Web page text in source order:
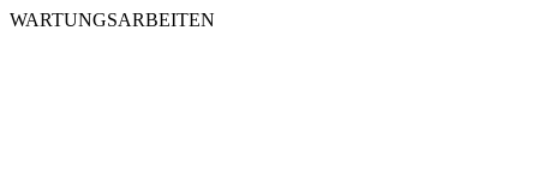
WARTUNGSARBEITEN